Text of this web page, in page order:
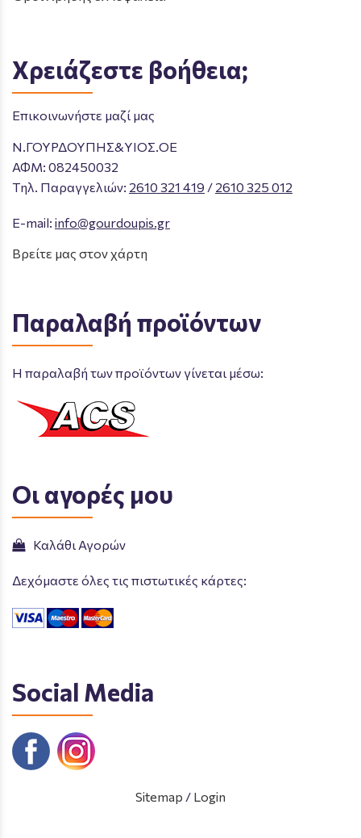
Χρειάζεστε βοήθεια;
Επικοινωνήστε μαζί μας
Ν.ΓΟΥΡΔΟΥΠΗΣ&ΥΙΟΣ.ΟΕ
ΑΦΜ: 082450032
Tηλ. Παραγγελιών: 2610 321 419 / 2610 325 012
E-mail: info@gourdoupis.gr
Βρείτε μας στον χάρτη
Παραλαβή προϊόντων
Η παραλαβή των προϊόντων γίνεται μέσω:
Οι αγορές μου
Καλάθι Αγορών
Δεχόμαστε όλες τις πιστωτικές κάρτες:
Social Media
Sitemap / Login